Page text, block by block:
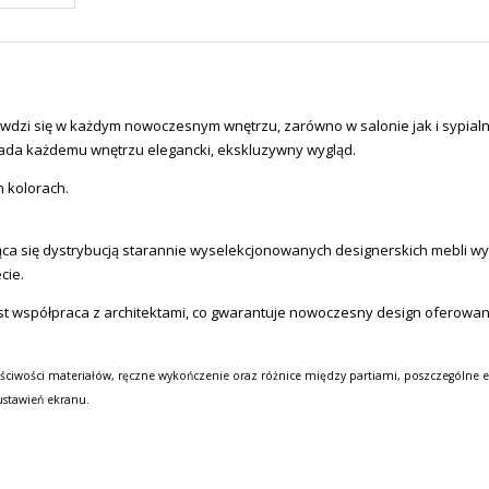
się w każdym nowoczesnym wnętrzu, zarówno w salonie jak i
każdemu wnętrzu elegancki, ekskluzywny wygląd.
kolorach.
się dystrybucją starannie wyselekcjonowanych designerskich mebli
współpraca z architektami, co gwarantuje nowoczesny design
materiałów, ręczne wykończenie oraz różnice między partiami,
ekranu.